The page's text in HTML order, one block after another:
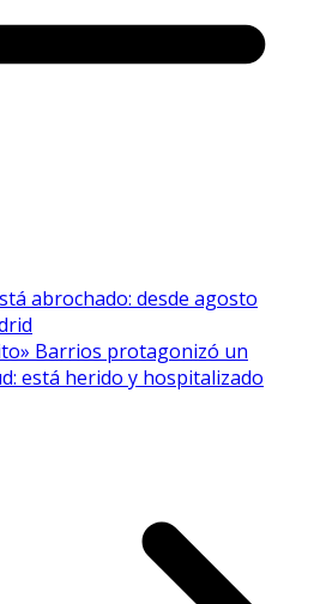
abrochado: desde agosto
Barrios protagonizó un
está herido y hospitalizado